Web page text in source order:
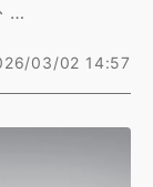
）及保
款限量超跑
老闆」的謝瑞
，直言「應該
03/02 14:57